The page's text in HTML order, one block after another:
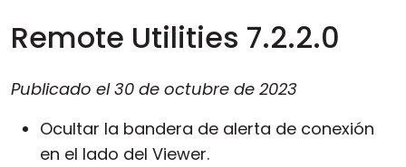
Remote Utilities 7.2.2.0
Publicado el30 de octubre de 2023
Ocultar la bandera de alerta de conexión
en el lado del Viewer.